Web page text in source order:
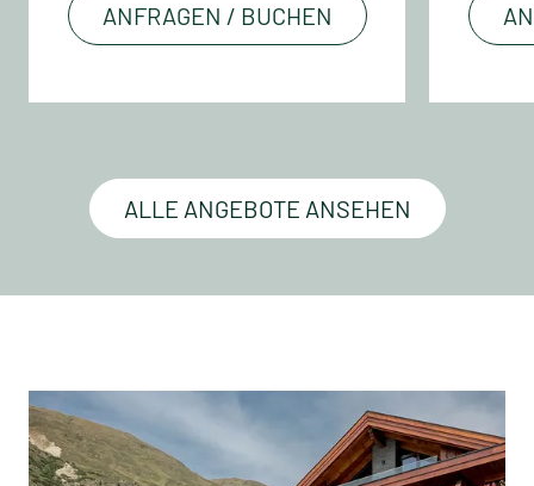
ANFRAGEN / BUCHEN
ALLE ANGEBOTE ANSEHEN